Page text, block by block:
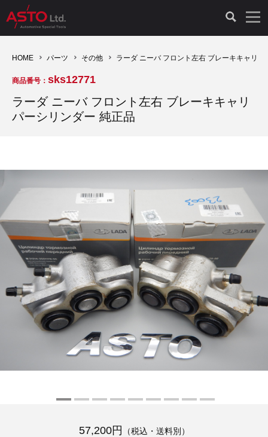
診断機（16）
キープログラマー（4）
オプション品（17）
TPMS（4）
その他（9）
診断テスター（10）
キープログラマー（20）
安定化電源ユニット（8）
バッテリーテスター（4）
古い車両用診断テスター（10）
バイク用診断テスター（7）
HCB TOOLS（45）
AST TOOLS（51）
ドイツ車（211）
イタリア/フランス車（27）
イギリス車（23）
アメリカ車（15）
スウェーデン車（20）
オシロスコープ（2）
オシロ関連商品（9）
ドイツ車（427）
イタリア/フランス車（145）
スウェーデン車（45）
日本車（40）
ロシア（8）
ブレーキキャリパーリペアキット（368）
現品修理（77）
リビルト品（58）
イモビライザーOFF（1）
その他（6）
オシロスコープ（10）
アクセサリー（13）
HOME パーツ その他 ラーダ ニーバ フロント左右 ブレーキキャリパ
商品番号： sks12771
ラーダ ニーバ フロント左右 ブレーキキャリ
パーシリンダー 純正品
57,200円 （税込・送料別）